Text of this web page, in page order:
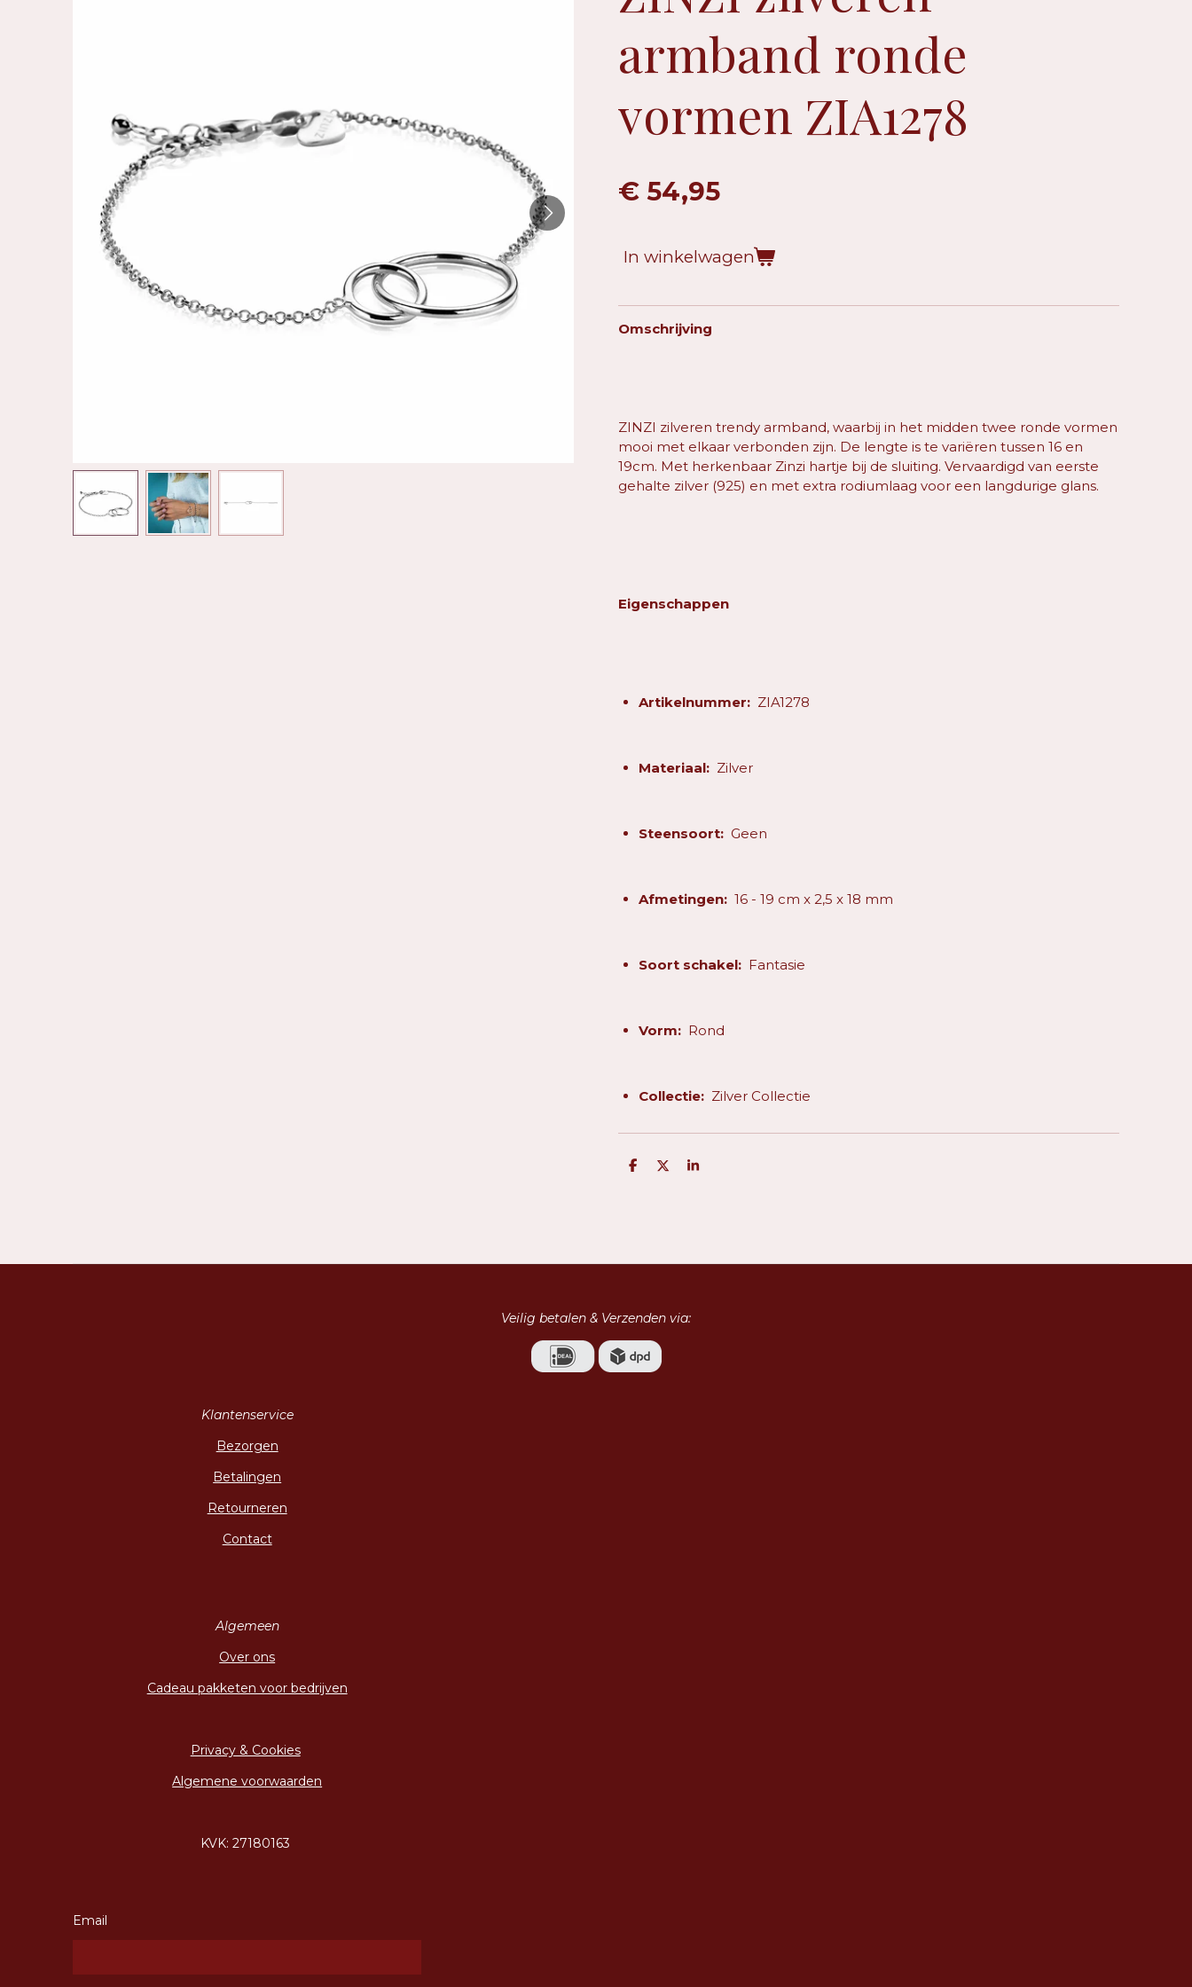
armband ronde
vormen ZIA1278
€ 54,95
In winkelwagen
Omschrijving
ZINZI zilveren trendy armband, waarbij in het midden twee ronde vormen
mooi met elkaar verbonden zijn. De lengte is te variëren tussen 16 en
19cm. Met herkenbaar Zinzi hartje bij de sluiting. Vervaardigd van eerste
gehalte zilver (925) en met extra rodiumlaag voor een langdurige glans.
Eigenschappen
Artikelnummer: ZIA1278
Materiaal: Zilver
Steensoort: Geen
Afmetingen:16 - 19 cm x 2,5 x 18 mm
Soort schakel:Fantasie
Vorm:Rond
Collectie:Zilver Collectie
D
D
S
Veilig betalen & Verzenden via:
Klantenservice
Bezorgen
Betalingen
Retourneren
Contact
Algemeen
Over ons
Cadeau pakketen voor bedrijven
Privacy & Cookies
Algemene voorwaarden
KVK: 27180163
Email